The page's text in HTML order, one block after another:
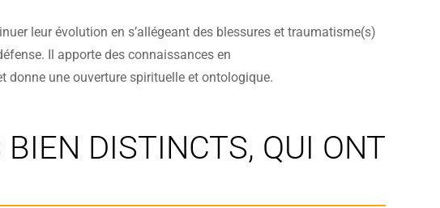
leur évolution en s’allégeant des blessures et traumatisme(s)
Il apporte des connaissances en
donne une ouverture spirituelle et ontologique.
DISTINCTS, QUI ONT